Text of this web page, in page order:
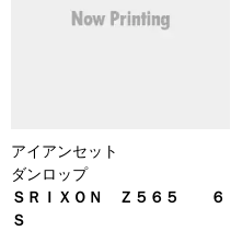
アイアンセット
ダンロップ
ＳＲＩＸＯＮ Ｚ５６５ ６
Ｓ